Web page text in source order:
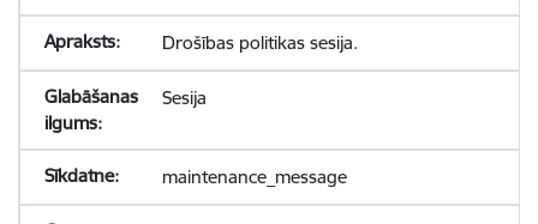
Drošības politikas sesija.
Sesija
maintenance_message